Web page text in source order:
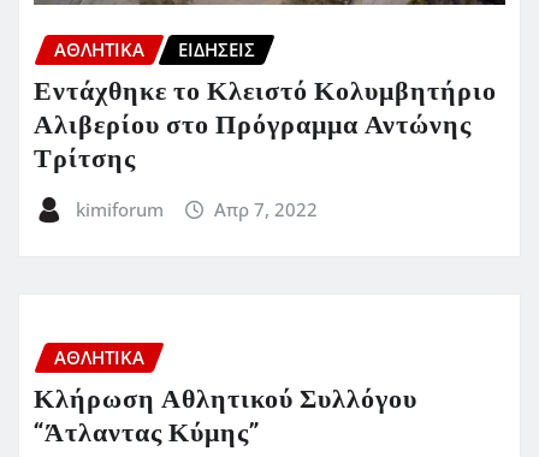
ΑΘΛΗΤΙΚΑ ΕΙΔΗΣΕΙΣ
Εντάχθηκε το Κλειστό Κολυμβητήριο
Αλιβερίου στο Πρόγραμμα Αντώνης
Τρίτσης
kimiforum Απρ 7, 2022
ΑΘΛΗΤΙΚΑ
Κλήρωση Αθλητικού Συλλόγου
“Άτλαντας Κύμης”